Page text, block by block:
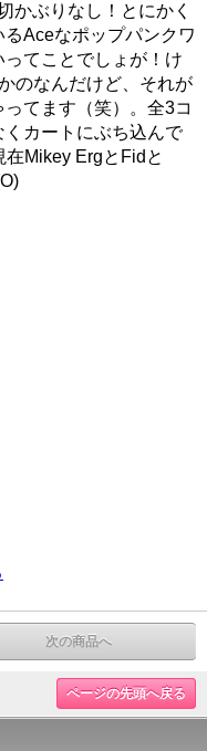
かぶりなし！とにかく
Aceなポップパンクワ
てことでしょが！け
のなんだけど、それが
てます（笑）。全3コ
カートにぶち込んで
Mikey ErgとFidと
次の商品へ
ページの先頭へ戻る